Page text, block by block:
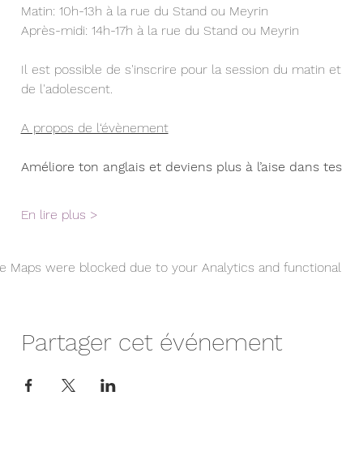
Matin: 10h-13h à la rue du Stand ou Meyrin
Après-midi: 14h-17h à la rue du Stand ou Meyrin
Il est possible de s'inscrire pour la session du matin
de l'adolescent.
A propos de l‘évènement
Améliore ton anglais et deviens plus à l’aise dans
En lire plus >
Maps were blocked due to your Analytics and
Partager cet événement